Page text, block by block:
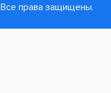
Все права защищены.